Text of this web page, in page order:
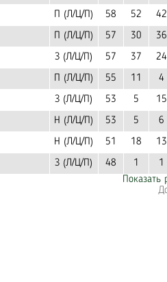
П (Л/Ц/П) 58 52 42
П (Л/Ц/П) 57 30 36
З (Л/Ц/П) 57 37 24
П (Л/Ц/П) 55 11 4
З (Л/Ц/П) 53 5 15
Н (Л/Ц/П) 53 5 6
Н (Л/Ц/П) 51 18 13
З (Л/Ц/П) 48 1
1
Показать